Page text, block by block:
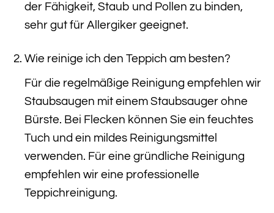
der Fähigkeit, Staub und Pollen zu binden,
sehr gut für Allergiker geeignet.
Wie reinige ich den Teppich am besten?
Für die regelmäßige Reinigung empfehlen wir
Staubsaugen mit einem Staubsauger ohne
Bürste. Bei Flecken können Sie ein feuchtes
Tuch und ein mildes Reinigungsmittel
verwenden. Für eine gründliche Reinigung
empfehlen wir eine professionelle
Teppichreinigung.